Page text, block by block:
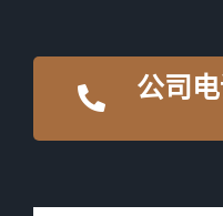
公司